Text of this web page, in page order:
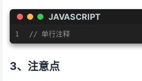
JAVASCRIPT
1 // 单行注释
3、注意点